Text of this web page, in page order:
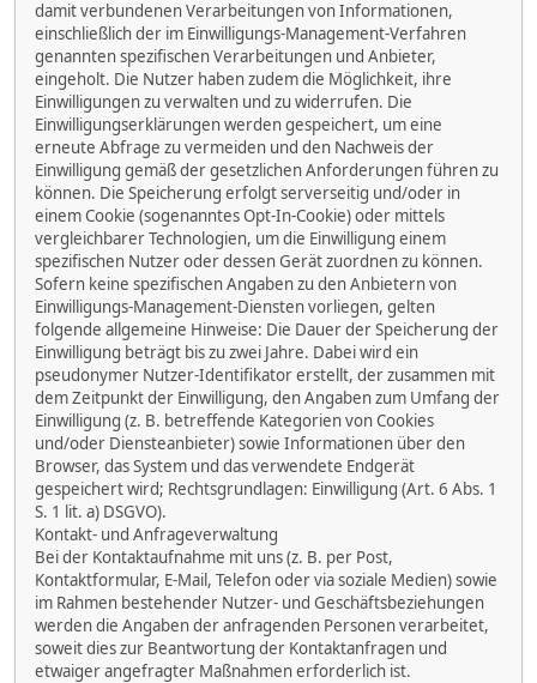
damit verbundenen Verarbeitungen von Informationen,
einschließlich der im Einwilligungs-Management-Verfahren
genannten spezifischen Verarbeitungen und Anbieter,
eingeholt. Die Nutzer haben zudem die Möglichkeit, ihre
Einwilligungen zu verwalten und zu widerrufen. Die
Einwilligungserklärungen werden gespeichert, um eine
erneute Abfrage zu vermeiden und den Nachweis der
Einwilligung gemäß der gesetzlichen Anforderungen führen zu
können. Die Speicherung erfolgt serverseitig und/oder in
einem Cookie (sogenanntes Opt-In-Cookie) oder mittels
vergleichbarer Technologien, um die Einwilligung einem
spezifischen Nutzer oder dessen Gerät zuordnen zu können.
Sofern keine spezifischen Angaben zu den Anbietern von
Einwilligungs-Management-Diensten vorliegen, gelten
folgende allgemeine Hinweise: Die Dauer der Speicherung der
Einwilligung beträgt bis zu zwei Jahre. Dabei wird ein
pseudonymer Nutzer-Identifikator erstellt, der zusammen mit
dem Zeitpunkt der Einwilligung, den Angaben zum Umfang der
Einwilligung (z. B. betreffende Kategorien von Cookies
und/oder Diensteanbieter) sowie Informationen über den
Browser, das System und das verwendete Endgerät
gespeichert wird; Rechtsgrundlagen: Einwilligung (Art. 6 Abs. 1
S. 1 lit. a) DSGVO).
Kontakt- und Anfrageverwaltung
Bei der Kontaktaufnahme mit uns (z. B. per Post,
Kontaktformular, E-Mail, Telefon oder via soziale Medien) sowie
im Rahmen bestehender Nutzer- und Geschäftsbeziehungen
werden die Angaben der anfragenden Personen verarbeitet,
soweit dies zur Beantwortung der Kontaktanfragen und
etwaiger angefragter Maßnahmen erforderlich ist.